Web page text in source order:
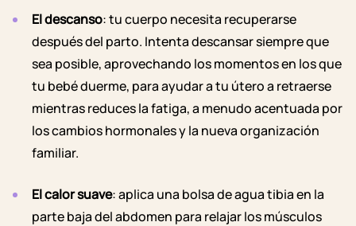
El descanso: tu cuerpo necesita recuperarse
después del parto. Intenta descansar siempre que
sea posible, aprovechando los momentos en los que
tu bebé duerme, para ayudar a tu útero a retraerse
mientras reduces la fatiga, a menudo acentuada por
los cambios hormonales y la nueva organización
familiar.
El calor suave: aplica una bolsa de agua tibia en la
parte baja del abdomen para relajar los músculos